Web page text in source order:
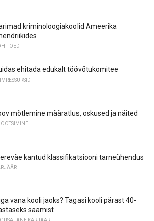
kriminoloogiakoolid Ameerika
ehitada edukalt töövõtukomitee
mõtlemine määratlus, oskused ja näited
kantud klassifikatsiooni tarneühendus
vana kooli jaoks? Tagasi kooli pärast 40-
saamist